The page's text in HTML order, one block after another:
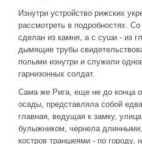
Изнутри устройство рижских
рассмотреть в подробностях.
сделан из камня, а с суши - из
дымящие трубы
полыми изнутри и служили
гарнизонных солдат.
Сама же Рига, еще не до конца
осады, представляла собой
главная, ведущая к замку,
булыжником, чернела
костров траншеями - по городу,